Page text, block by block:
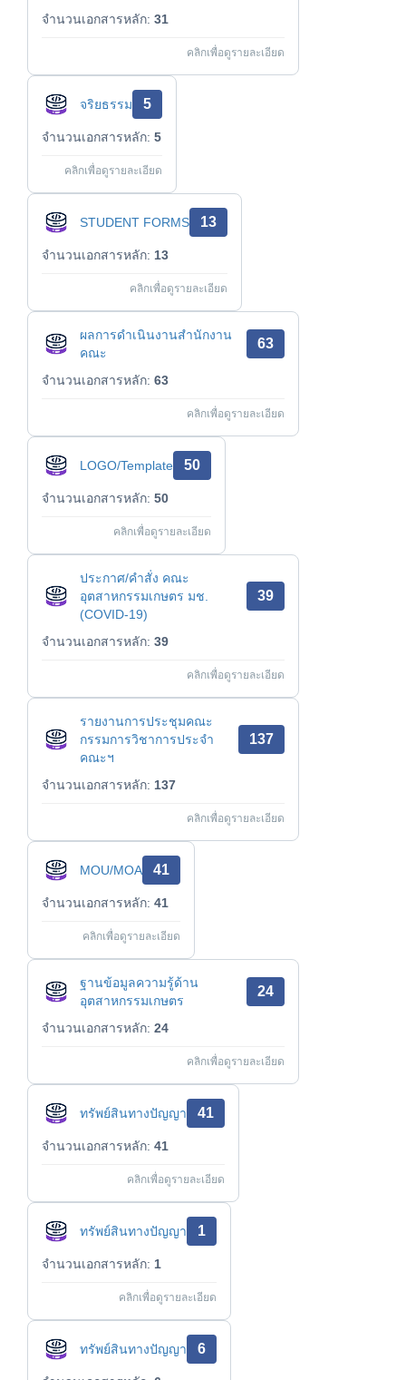
จำนวนเอกสารหลัก: 31
คลิกเพื่อดูรายละเอียด
จริยธรรม 5
จำนวนเอกสารหลัก: 5
คลิกเพื่อดูรายละเอียด
STUDENT FORMS 13
จำนวนเอกสารหลัก: 13
คลิกเพื่อดูรายละเอียด
ผลการดำเนินงานสำนักงาน
คณะ
63
จำนวนเอกสารหลัก: 63
คลิกเพื่อดูรายละเอียด
LOGO/Template 50
จำนวนเอกสารหลัก: 50
คลิกเพื่อดูรายละเอียด
ประกาศ/คำสั่ง คณะ
อุตสาหกรรมเกษตร มช.
(COVID-19)
39
จำนวนเอกสารหลัก: 39
คลิกเพื่อดูรายละเอียด
รายงานการประชุมคณะ
กรรมการวิชาการประจำ
คณะฯ
137
จำนวนเอกสารหลัก: 137
คลิกเพื่อดูรายละเอียด
MOU/MOA 41
จำนวนเอกสารหลัก: 41
คลิกเพื่อดูรายละเอียด
ฐานข้อมูลความรู้ด้าน
อุตสาหกรรมเกษตร
24
จำนวนเอกสารหลัก: 24
คลิกเพื่อดูรายละเอียด
ทรัพย์สินทางปัญญา 41
จำนวนเอกสารหลัก: 41
คลิกเพื่อดูรายละเอียด
ทรัพย์สินทางปัญญา 1
จำนวนเอกสารหลัก: 1
คลิกเพื่อดูรายละเอียด
ทรัพย์สินทางปัญญา 6